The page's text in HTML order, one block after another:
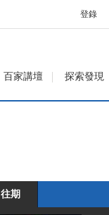
登錄
百家講壇 探索發現
往期
的记忆